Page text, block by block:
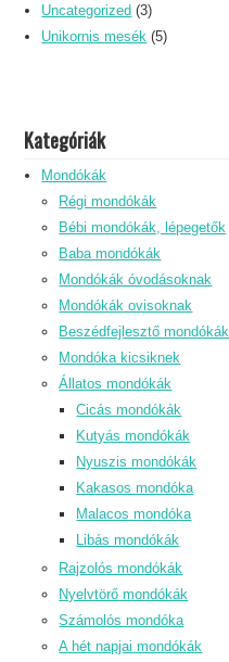
Uncategorized (3)
Unikornis mesék (5)
Kategóriák
Mondókák
Régi mondókák
Bébi mondókák, lépegetők
Baba mondókák
Mondókák óvodásoknak
Mondókák ovisoknak
Beszédfejlesztő mondókák
Mondóka kicsiknek
Állatos mondókák
Cicás mondókák
Kutyás mondókák
Nyuszis mondókák
Kakasos mondóka
Malacos mondóka
Libás mondókák
Rajzolós mondókák
Nyelvtörő mondókák
Számolós mondóka
A hét napjai mondókák